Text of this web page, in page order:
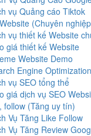
vụ Quảng cáo Tiktok
(Chuyên
vụ thiết kế Website
giá thiết kế Website
Website Demo
Engine
vụ SEO tổng thể
giá dịch vụ SEO
follow (Tăng uy tín)
Vụ Tăng Like Follow
Vụ Tăng Review